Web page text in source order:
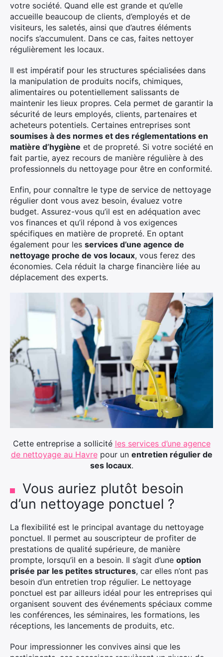
votre société. Quand elle est grande et qu’elle
accueille beaucoup de clients, d’employés et de
visiteurs, les saletés, ainsi que d’autres éléments
nocifs s’accumulent. Dans ce cas, faites nettoyer
régulièrement les locaux.
Il est impératif pour les structures spécialisées dans
la manipulation de produits nocifs, chimiques,
alimentaires ou potentiellement salissants de
maintenir les lieux propres. Cela permet de garantir la
sécurité de leurs employés, clients, partenaires et
acheteurs potentiels. Certaines entreprises sont
soumises à des normes et des réglementations en
matière d’hygiène et de propreté. Si votre société en
fait partie, ayez recours de manière régulière à des
professionnels du nettoyage pour être en conformité.
Enfin, pour connaître le type de service de nettoyage
régulier dont vous avez besoin, évaluez votre
budget. Assurez-vous qu’il est en adéquation avec
vos finances et qu’il répond à vos exigences
spécifiques en matière de propreté. En optant
également pour les services d’une agence de
nettoyage proche de vos locaux, vous ferez des
économies. Cela réduit la charge financière liée au
déplacement des experts.
Cette entreprise a sollicité les services d’une agence
de nettoyage au Havrepour un entretien régulier de
ses locaux.
Vous auriez plutôt besoin
d’un nettoyage ponctuel ?
La flexibilité est le principal avantage du nettoyage
ponctuel. Il permet au souscripteur de profiter de
prestations de qualité supérieure, de manière
prompte, lorsqu’il en a besoin. Il s’agit d’une option
prisée par les petites structures, car elles n’ont pas
besoin d’un entretien trop régulier. Le nettoyage
ponctuel est par ailleurs idéal pour les entreprises qui
organisent souvent des événements spéciaux comme
les conférences, les séminaires, les formations, les
réceptions, les lancements de produits, etc.
Pour impressionner les convives ainsi que les